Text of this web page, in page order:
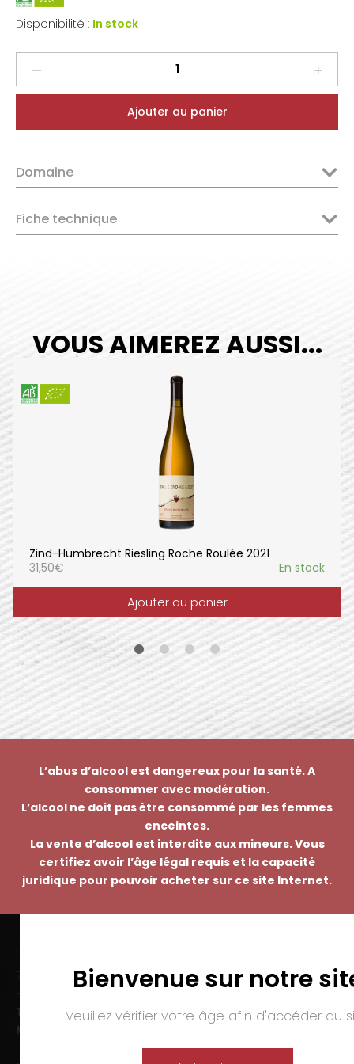
Disponibilité : In stock
Pinot
Grand
Rangen
De
Clos
Ajouter au panier
Domaine
Fiche technique
VOUS AIMEREZ AUSSI...
Zind-Humbrecht Riesling Roche Roulée 2021
31,50€ En stock
Ajouter au panier
L’abus d’alcool est dangereux pour la santé. A
consommer avec modération.
L’alcool ne doit pas être consommé par les femmes
enceintes.
La vente d’alcool est interdite aux mineurs. Vous
certifiez avoir l’âge légal requis et la capacité
juridique pour pouvoir acheter sur ce site Internet.
Bienvenue sur notre
Veuillez vérifier votre âge afin d'accéder au
EMMANUEL NASTI
7 avenue Pierre Pflimlin – ZAC Espale
Tél. :
03 89 46 50 35
Mail :